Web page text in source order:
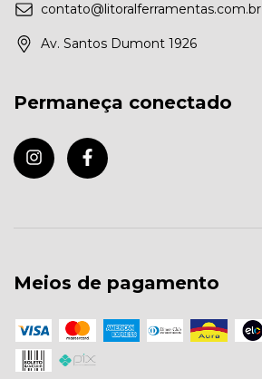
contato@litoralferramentas.com.br
Av. Santos Dumont 1926
Permaneça conectado
Meios de pagamento